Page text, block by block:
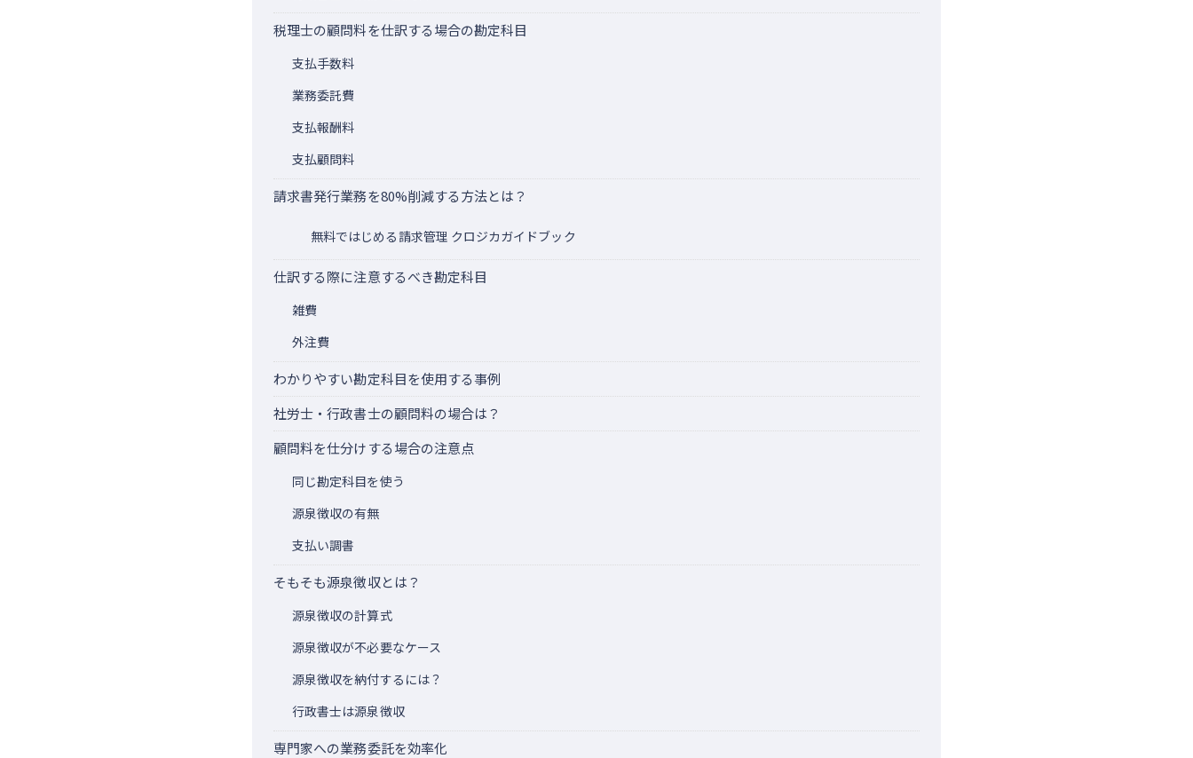
税理士の顧問料を仕訳する場合の勘定科目
支払手数料
業務委託費
支払報酬料
支払顧問料
請求書発行業務を80%削減する方法とは？
無料ではじめる請求管理 クロジカガイドブック
仕訳する際に注意するべき勘定科目
雑費
外注費
わかりやすい勘定科目を使用する事例
社労士・行政書士の顧問料の場合は？
顧問料を仕分けする場合の注意点
同じ勘定科目を使う
源泉徴収の有無
支払い調書
そもそも源泉徴収とは？
源泉徴収の計算式
源泉徴収が不必要なケース
源泉徴収を納付するには？
行政書士は源泉徴収
専門家への業務委託を効率化